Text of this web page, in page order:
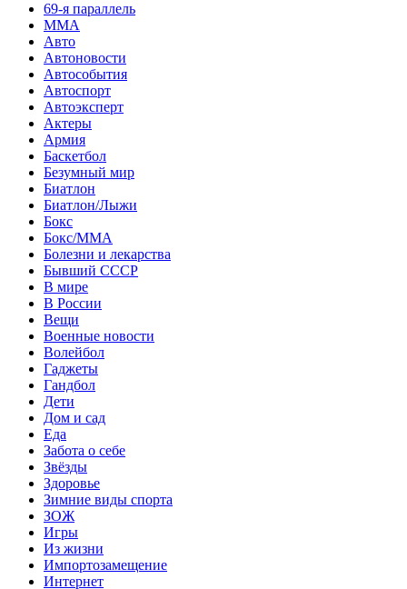
69-я параллель
MMA
Авто
Автоновости
Автособытия
Автоспорт
Автоэксперт
Актеры
Армия
Баскетбол
Безумный мир
Биатлон
Биатлон/Лыжи
Бокс
Бокс/MMA
Болезни и лекарства
Бывший СССР
В мире
В России
Вещи
Военные новости
Волейбол
Гаджеты
Гандбол
Дети
Дом и сад
Еда
Забота о себе
Звёзды
Здоровье
Зимние виды спорта
ЗОЖ
Игры
Из жизни
Импортозамещение
Интернет